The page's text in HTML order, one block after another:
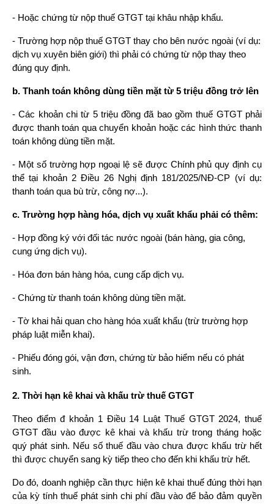
- Hoặc chứng từ nộp thuế GTGT tại khâu nhập khẩu.
- Trường hợp nộp thuế GTGT thay cho bên nước ngoài (ví dụ:
dịch vụ xuyên biên giới) thì phải có chứng từ nộp thay theo
đúng quy định.
b. Thanh toán không dùng tiền mặt từ 5 triệu đồng trở lên
- Các khoản chi từ 5 triệu đồng đã bao gồm thuế GTGT phải
được thanh toán qua chuyển khoản hoặc các hình thức thanh
toán không dùng tiền mặt.
- Một số trường hợp ngoại lệ sẽ được Chính phủ quy định cụ
thể tại khoản 2 Điều 26 Nghị định 181/2025/NĐ-CP (ví dụ:
thanh toán qua bù trừ, công nợ...).
c. Trường hợp hàng hóa, dịch vụ xuất khẩu phải có thêm:
- Hợp đồng ký với đối tác nước ngoài (bán hàng, gia công,
cung ứng dịch vụ).
- Hóa đơn bán hàng hóa, cung cấp dịch vụ.
- Chứng từ thanh toán không dùng tiền mặt.
- Tờ khai hải quan cho hàng hóa xuất khẩu (trừ trường hợp
pháp luật miễn khai).
- Phiếu đóng gói, vận đơn, chứng từ bảo hiểm nếu có phát
sinh.
2. Thời hạn kê khai và khấu trừ thuế GTGT
Theo điểm đ khoản 1 Điều 14 Luật Thuế GTGT 2024, thuế
GTGT đầu vào được kê khai và khấu trừ trong tháng hoặc
quý phát sinh. Nếu số thuế đầu vào chưa được khấu trừ hết
thì được chuyển sang kỳ tiếp theo cho đến khi khấu trừ hết.
Do đó, doanh nghiệp cần thực hiện kê khai thuế đúng thời hạn
của kỳ tính thuế phát sinh chi phí đầu vào để bảo đảm quyền